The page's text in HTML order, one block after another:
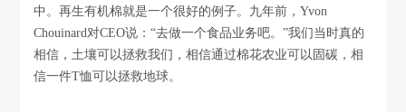
中。再生有机棉就是一个很好的例子。九年前，Yvon
Chouinard对CEO说：“去做一个食品业务吧。”我们当时真的
相信，土壤可以拯救我们，相信通过棉花农业可以固碳，相
信一件T恤可以拯救地球。